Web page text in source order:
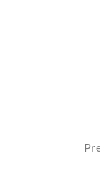
Press Up non sarà responsabile per